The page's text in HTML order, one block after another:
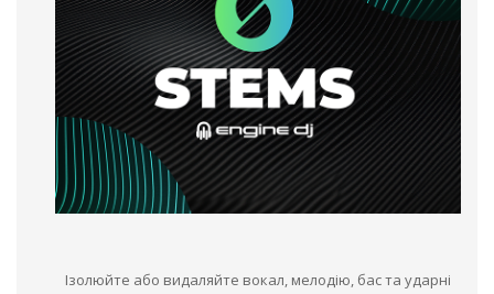
Ізолюйте або видаляйте вокал, мелодію, бас та ударні